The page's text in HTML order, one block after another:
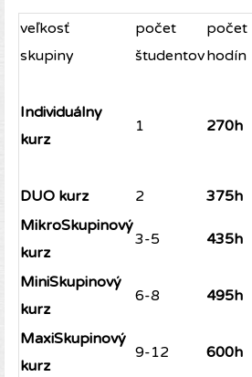
veľkosť
skupiny
počet
študentov
počet
hodín
Individuálny
kurz
1 270h
DUO kurz
2 375h
MikroSkupinový
kurz
3-5 435h
MiniSkupinový
kurz
6-8 495h
MaxiSkupinový
kurz
9-12 600h